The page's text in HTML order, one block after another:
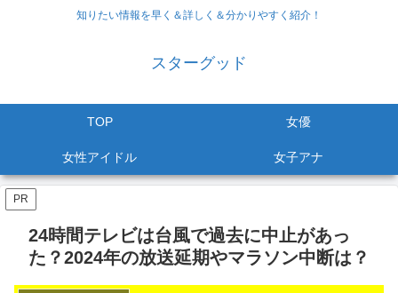
知りたい情報を早く＆詳しく＆分かりやすく紹介！
スターグッド
TOP 女優
女性アイドル 女子アナ
PR
24時間テレビは台風で過去に中止があっ
た？2024年の放送延期やマラソン中断は？